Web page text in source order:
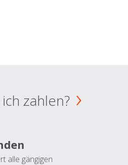
zahlen?
alle gängigen